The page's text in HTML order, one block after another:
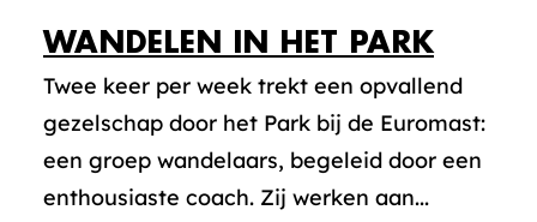
WANDELEN IN HET PARK
Twee keer per week trekt een opvallend
gezelschap door het Park bij de Euromast:
een groep wandelaars, begeleid door een
enthousiaste coach. Zij werken aan...